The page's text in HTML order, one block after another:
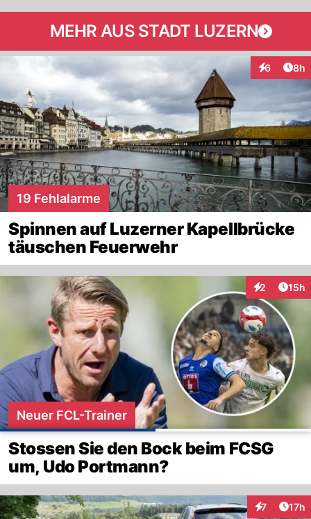
MEHR AUS STADT LUZERN
6 8h
19 Fehlalarme
Spinnen auf Luzerner Kapellbrücke
täuschen Feuerwehr
2
Interaktionen
15h
Neuer FCL-Trainer
Stossen Sie den Bock beim FCSG
um, Udo Portmann?
7 17h